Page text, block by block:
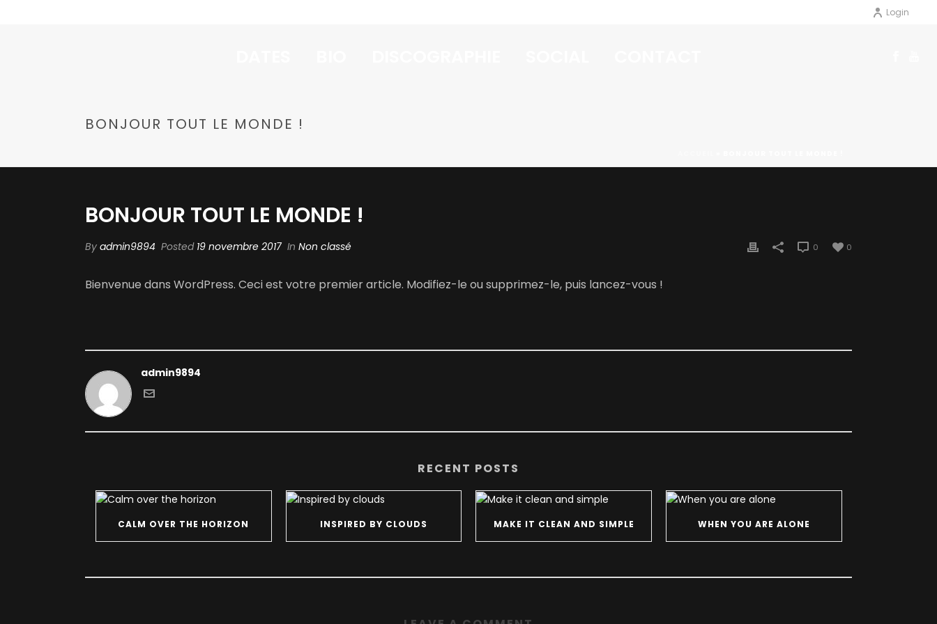
Login
BONJOUR TOUT LE MONDE !
BONJOUR TOUT LE MONDE !
By admin9894 Posted 19 novembre 2017 In Non classé 0
0
Bienvenue dans WordPress. Ceci est votre premier article. Modifiez-le ou supprimez-le, puis lancez-vous !
admin9894
RECENT POSTS
CALM OVER THE HORIZON INSPIRED BY CLOUDS MAKE IT CLEAN AND SIMPLE WHEN YOU ARE ALONE